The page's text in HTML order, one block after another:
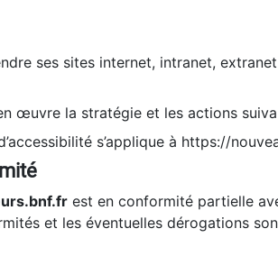
ses sites internet, intranet,
œuvre la stratégie et les actions
s’applique à https://
est en conformité partielle
et les éventuelles dérogations